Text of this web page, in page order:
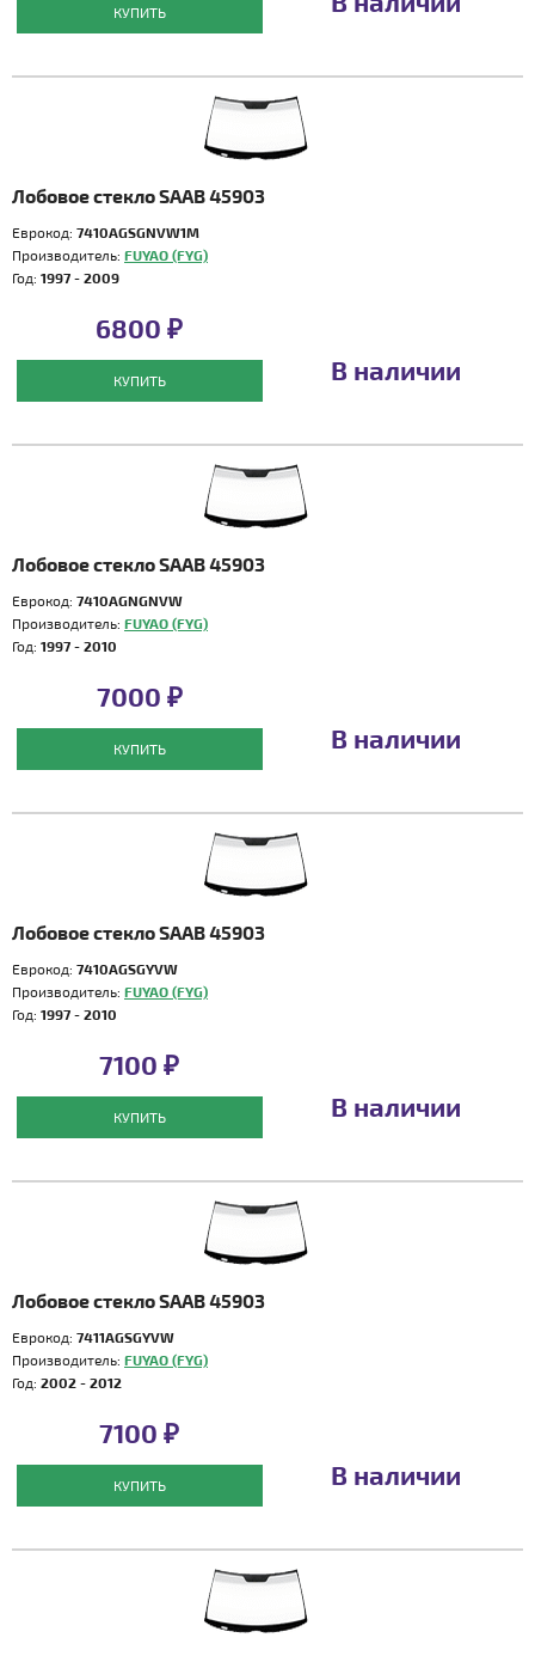
КУПИТЬ
Лобовое стекло SAAB 45903
Еврокод: 7410AGSGNVW1M
Производитель: FUYAO (FYG)
Год: 1997 - 2009
6800 ₽
КУПИТЬ В наличии
Лобовое стекло SAAB 45903
Еврокод: 7410AGNGNVW
Производитель: FUYAO (FYG)
Год: 1997 - 2010
7000 ₽
КУПИТЬ В наличии
Лобовое стекло SAAB 45903
Еврокод: 7410AGSGYVW
Производитель: FUYAO (FYG)
Год: 1997 - 2010
7100 ₽
КУПИТЬ В наличии
Лобовое стекло SAAB 45903
Еврокод: 7411AGSGYVW
Производитель: FUYAO (FYG)
Год: 2002 - 2012
7100 ₽
КУПИТЬ В наличии